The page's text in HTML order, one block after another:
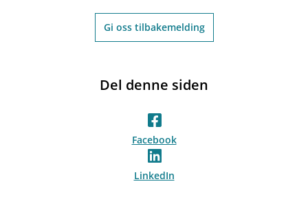
Gi oss tilbakemelding
Del denne siden
Facebook
LinkedIn